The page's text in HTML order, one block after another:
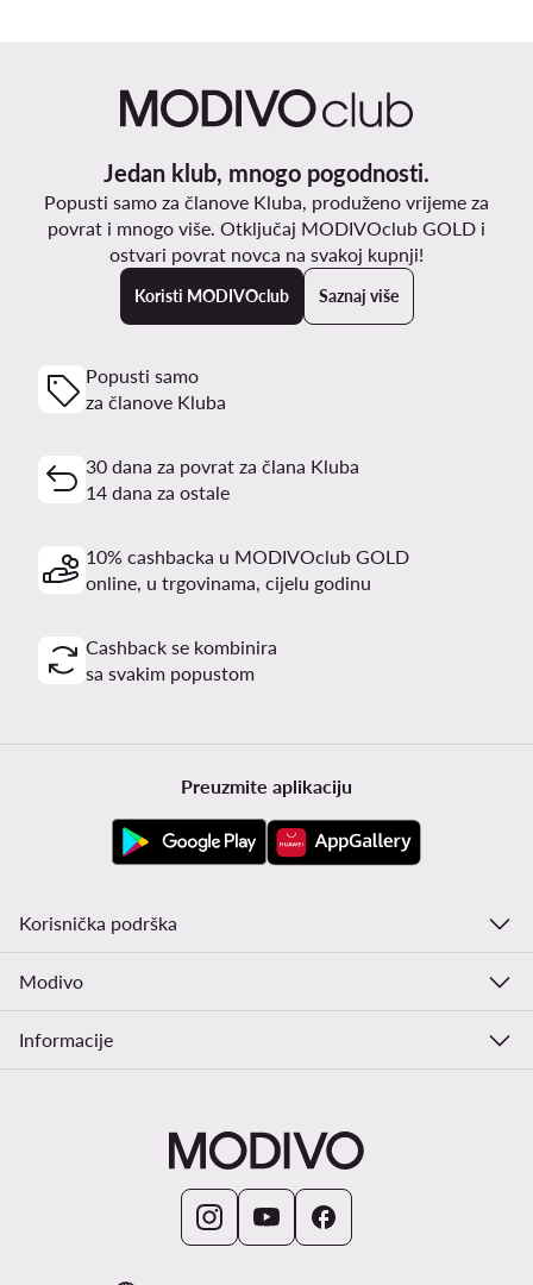
Jedan klub, mnogo pogodnosti.
Popusti samo za članove Kluba, produženo vrijeme za
povrat i mnogo više. Otključaj MODIVOclub GOLD i
ostvari povrat novca na svakoj kupnji!
Koristi MODIVOclub Saznaj više
Popusti samo
za članove Kluba
30 dana za povrat za člana Kluba
14 dana za ostale
10% cashbacka u MODIVOclub GOLD
online, u trgovinama, cijelu godinu
Cashback se kombinira
sa svakim popustom
Preuzmite aplikaciju
Korisnička podrška
Modivo
Informacije